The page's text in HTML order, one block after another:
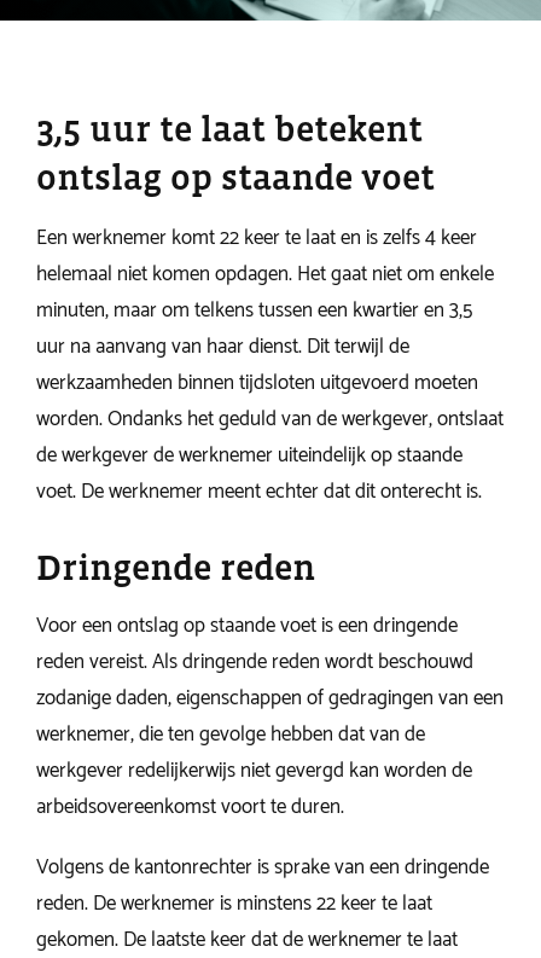
3,5 uur te laat betekent
ontslag op staande voet
Een werknemer komt 22 keer te laat en is zelfs 4 keer
helemaal niet komen opdagen. Het gaat niet om enkele
minuten, maar om telkens tussen een kwartier en 3,5
uur na aanvang van haar dienst. Dit terwijl de
werkzaamheden binnen tijdsloten uitgevoerd moeten
worden. Ondanks het geduld van de werkgever, ontslaat
de werkgever de werknemer uiteindelijk op staande
voet. De werknemer meent echter dat dit onterecht is.
Dringende reden
Voor een ontslag op staande voet is een dringende
reden vereist. Als dringende reden wordt beschouwd
zodanige daden, eigenschappen of gedragingen van een
werknemer, die ten gevolge hebben dat van de
werkgever redelijkerwijs niet gevergd kan worden de
arbeidsovereenkomst voort te duren.
Volgens de kantonrechter is sprake van een dringende
reden. De werknemer is minstens 22 keer te laat
gekomen. De laatste keer dat de werknemer te laat